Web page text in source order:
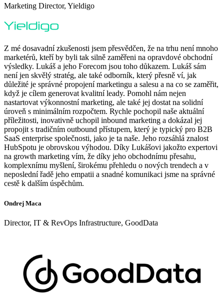
Marketing Director, Yieldigo
Z mé dosavadní zkušenosti jsem přesvědčen, že na trhu není mnoho
marketérů, kteří by byli tak silně zaměřeni na opravdové obchodní
výsledky. Lukáš a jeho Forecom jsou toho důkazem. Lukáš sám
není jen skvělý stratég, ale také odborník, který přesně ví, jak
důležité je správné propojení marketingu a salesu a na co se zaměřit,
když je cílem generovat kvalitní leady. Pomohl nám nejen
nastartovat výkonnostní marketing, ale také jej dostat na solidní
úroveň s minimálním rozpočtem. Rychle pochopil naše aktuální
příležitosti, inovativně uchopil inbound marketing a dokázal jej
propojit s tradičním outbound přístupem, který je typický pro B2B
SaaS enterprise společnosti, jako je ta naše. Jeho rozsáhlá znalost
HubSpotu je obrovskou výhodou. Díky Lukášovi jakožto expertovi
na growth marketing vím, že díky jeho obchodnímu přesahu,
komplexnímu myšlení, širokému přehledu o nových trendech a v
neposlední řadě jeho empatii a snadné komunikaci jsme na správné
cestě k dalším úspěchům.
Ondrej Maca
Director, IT & RevOps Infrastructure, GoodData